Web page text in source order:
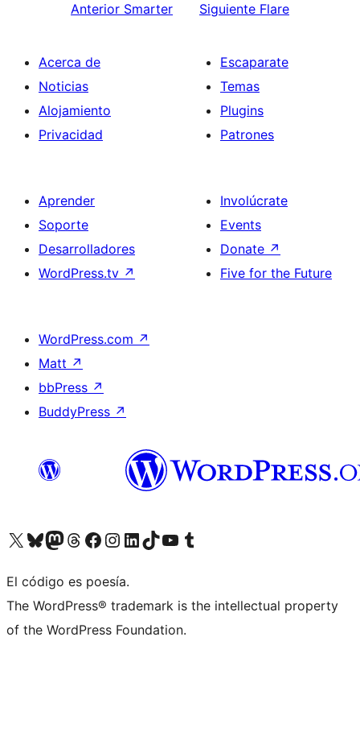
Anterior Smarter Siguiente Flare
Acerca de
Noticias
Alojamiento
Privacidad
Escaparate
Temas
Plugins
Patrones
Aprender
Soporte
Desarrolladores
WordPress.tv ↗
Involúcrate
Events
Donate ↗
Five for the Future
WordPress.com ↗
Matt ↗
bbPress ↗
BuddyPress ↗
Visit our X (formerly Twitter) account
Visit our Bluesky account
Visit our Mastodon account
Visit our Threads account
Visita nuestra página de Facebook
Visita nuestra cuenta de Instagram
Visita nuestra cuenta de LinkedIn
Visit our TikTok account
Visita nuestro canal de YouTube
Visit our Tumblr account
El código es poesía.
The WordPress® trademark is the intellectual property
of the WordPress Foundation.